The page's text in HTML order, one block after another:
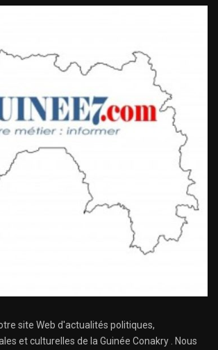
site Web d'actualités politiques,
et culturelles de la Guinée Conakry . Nous